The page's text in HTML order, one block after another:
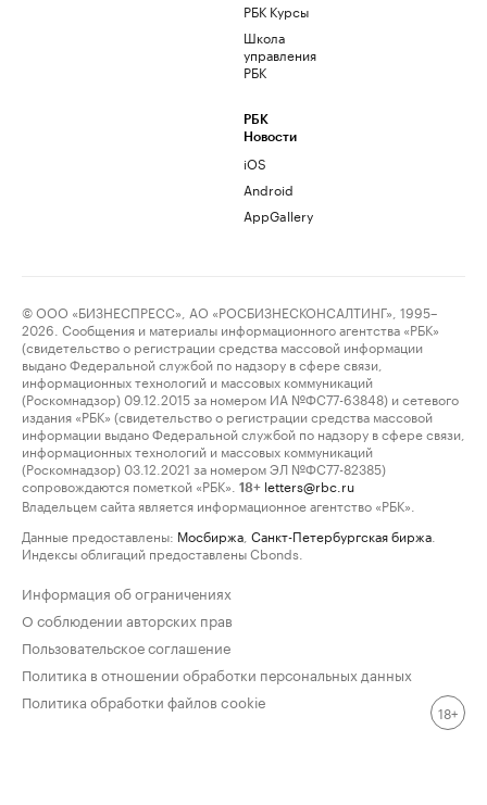
РБК Курсы
Школа
управления
РБК
РБК
Новости
iOS
Android
AppGallery
© ООО «БИЗНЕСПРЕСС», АО «РОСБИЗНЕСКОНСАЛТИНГ», 1995–
2026. Сообщения и материалы информационного агентства «РБК»
(свидетельство о регистрации средства массовой информации
выдано Федеральной службой по надзору в сфере связи,
информационных технологий и массовых коммуникаций
(Роскомнадзор) 09.12.2015 за номером ИА №ФС77-63848) и сетевого
издания «РБК» (свидетельство о регистрации средства массовой
информации выдано Федеральной службой по надзору в сфере связи,
информационных технологий и массовых коммуникаций
(Роскомнадзор) 03.12.2021 за номером ЭЛ №ФС77-82385)
сопровождаются пометкой «РБК».
18+ letters@rbc.ru
Владельцем сайта является информационное агентство «РБК».
Данные предоставлены: Мосбиржа Санкт-Петербургская биржа
Индексы облигаций предоставлены Cbonds.
Информация об ограничениях
О соблюдении авторских прав
Пользовательское соглашение
Политика в отношении обработки персональных данных
Политика обработки файлов cookie
18+